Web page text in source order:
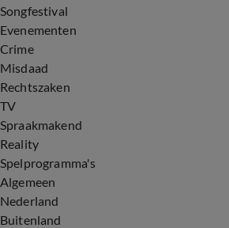
Songfestival
Evenementen
Crime
Misdaad
Rechtszaken
TV
Spraakmakend
Reality
Spelprogramma's
Algemeen
Nederland
Buitenland